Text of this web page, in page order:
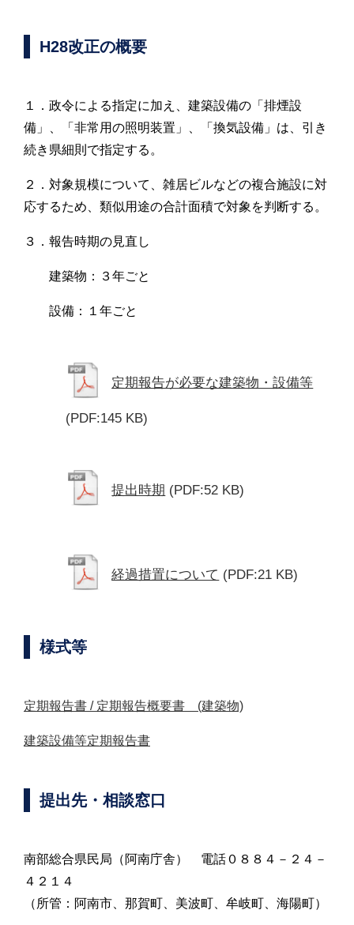
H28改正の概要
１．政令による指定に加え、建築設備の「排煙設
備」、「非常用の照明装置」、「換気設備」は、引き
続き県細則で指定する。
２．対象規模について、雑居ビルなどの複合施設に対
応するため、類似用途の合計面積で対象を判断する。
３．報告時期の見直し
建築物：３年ごと
設備：１年ごと
定期報告が必要な建築物・設備等
(PDF:145 KB)
提出時期 (PDF:52 KB)
経過措置について (PDF:21 KB)
様式等
定期報告書 / 定期報告概要書 (建築物)
建築設備等定期報告書
提出先・相談窓口
南部総合県民局（阿南庁舎） 電話０８８４－２４－
４２１４
（所管：阿南市、那賀町、美波町、牟岐町、海陽町）